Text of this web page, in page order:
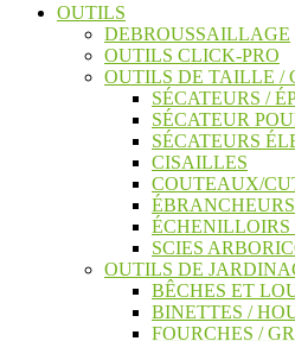
OUTILS
DEBROUSSAILLAGE
OUTILS CLICK-PRO
OUTILS DE TAILLE /
SÉCATEURS /
SÉCATEUR
SÉCATEURS
CISAILLES
COUTEAUX/
ÉBRANCHEURS
ÉCHENILLOIRS
SCIES
OUTILS DE
BÊCHES ET
BINETTES /
FOURCHES /